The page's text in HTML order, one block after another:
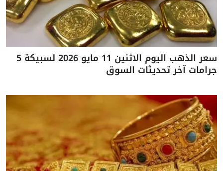
سعر الذهب اليوم الاثنين 11 مايو 2026 لسبيكة 5
جرامات آخر تحديثات السوق